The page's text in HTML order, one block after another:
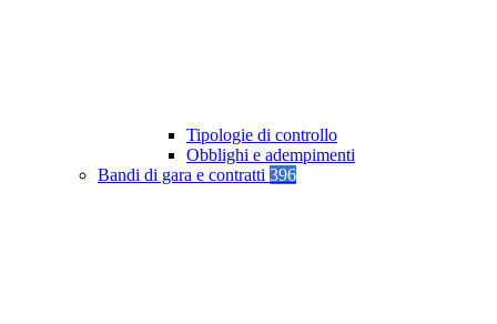
Tipologie di controllo
Obblighi e adempimenti
Bandi di gara e contratti 396